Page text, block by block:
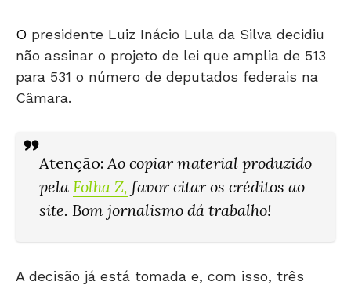
O presidente Luiz Inácio Lula da Silva decidiu
não assinar o projeto de lei que amplia de 513
para 531 o número de deputados federais na
Câmara.
Atenção: Ao copiar material produzido
pela Folha Z, favor citar os créditos ao
site. Bom jornalismo dá trabalho!
A decisão já está tomada e, com isso, três